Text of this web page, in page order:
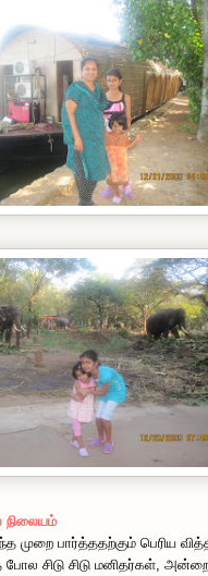
முறை பார்த்ததற்கும் பெரிய
சிடு சிடு மனிதர்கள்,